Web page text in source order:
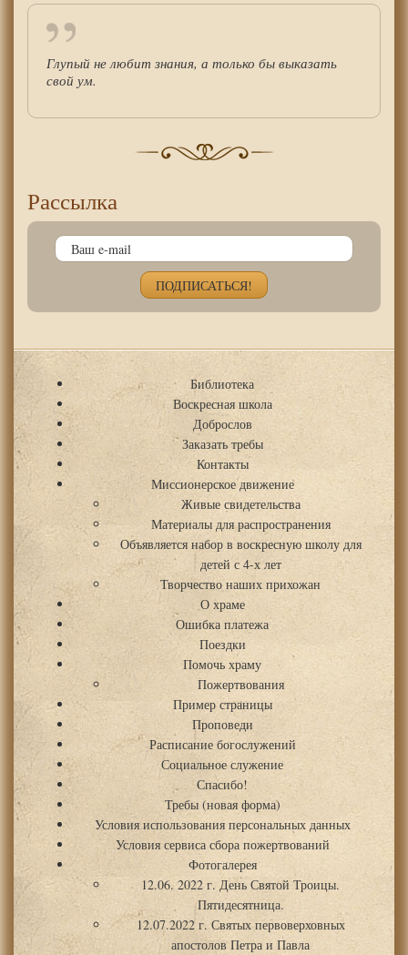
Глупый не любит знания, а только бы выказать
свой ум.
Рассылка
Библиотека
Воскресная школа
Доброслов
Заказать требы
Контакты
Миссионерское движение
Живые свидетельства
Материалы для распространения
Объявляется набор в воскресную школу для
детей с 4-х лет
Творчество наших прихожан
О храме
Ошибка платежа
Поездки
Помочь храму
Пожертвования
Пример страницы
Проповеди
Расписание богослужений
Социальное служение
Спасибо!
Требы (новая форма)
Условия использования персональных данных
Условия сервиса сбора пожертвований
Фотогалерея
12.06. 2022 г. День Святой Троицы.
Пятидесятница.
12.07.2022 г. Святых первоверховных
апостолов Петра и Павла